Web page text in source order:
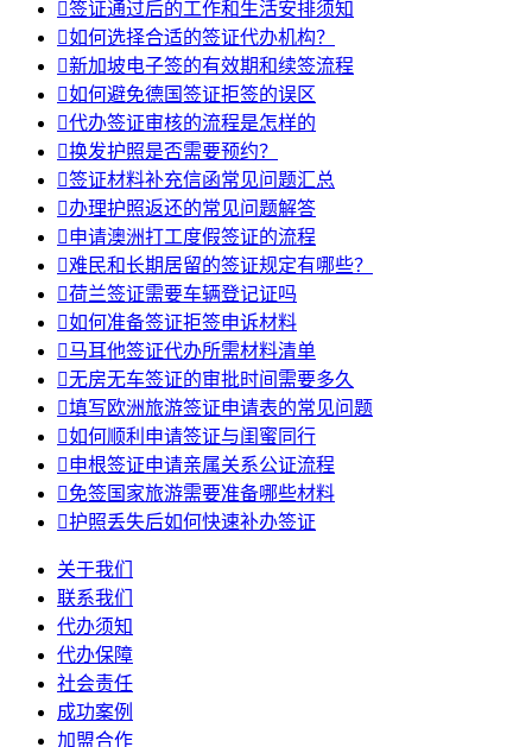
签证通过后的工作和生活安排须知
如何选择合适的签证代办机构？
新加坡电子签的有效期和续签流程
如何避免德国签证拒签的误区
代办签证审核的流程是怎样的
换发护照是否需要预约？
签证材料补充信函常见问题汇总
办理护照返还的常见问题解答
申请澳洲打工度假签证的流程
难民和长期居留的签证规定有哪些？
荷兰签证需要车辆登记证吗
如何准备签证拒签申诉材料
马耳他签证代办所需材料清单
无房无车签证的审批时间需要多久
填写欧洲旅游签证申请表的常见问题
如何顺利申请签证与闺蜜同行
申根签证申请亲属关系公证流程
免签国家旅游需要准备哪些材料
护照丢失后如何快速补办签证
关于我们
联系我们
代办须知
代办保障
社会责任
成功案例
加盟合作